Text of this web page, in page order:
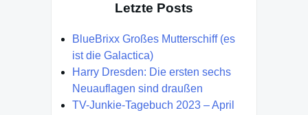
Letzte Posts
BlueBrixx Großes Mutterschiff (es
ist die Galactica)
Harry Dresden: Die ersten sechs
Neuauflagen sind draußen
TV-Junkie-Tagebuch 2023 – April